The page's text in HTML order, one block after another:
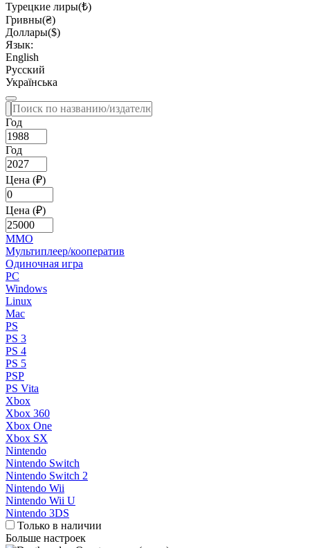
Турецкие лиры(₺)
Гривны(₴)
Доллары($)
Язык:
English
Русский
Українська
Год
Год
Цена (₽)
Цена (₽)
MMO
Мультиплеер/кооператив
Одиночная игра
PC
Windows
Linux
Mac
PS
PS 3
PS 4
PS 5
PSP
PS Vita
Xbox
Xbox 360
Xbox One
Xbox SX
Nintendo
Nintendo Switch
Nintendo Switch 2
Nintendo Wii
Nintendo Wii U
Nintendo 3DS
Только в наличии
Больше настроек